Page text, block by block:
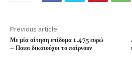
Previous article
Με μία αίτηση επίδομα 1.475 ευρώ
– Ποιοι δικαιούχοι το παίρνουν